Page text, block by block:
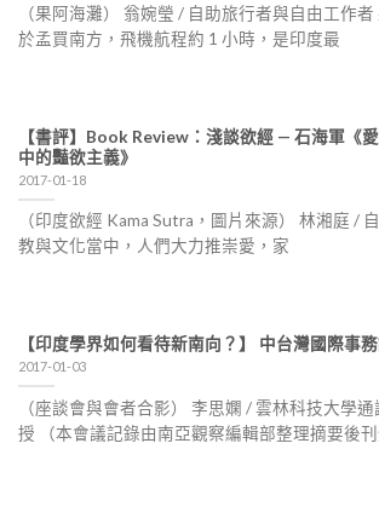
（果阿海灘） 翁婉瑩 / 自助旅行者與自由工作
於孟買南方，飛機航程約 1 小時，是印度最
【書評】Book Review：淺談欲經 — 石海軍《
中的豔欲主義》
2017-01-18
（印度欲經 Kama Sutra，圖片來源） 林湘庭 /
教與文化當中，人們大力推崇愛，家
【印度學界如何看待新南向？】 中台灣國際事
2017-01-03
（座談會與會者合影） 李思嫻 / 雲林科技大學
授 （本會議記錄由南亞觀察編輯部整理摘要後